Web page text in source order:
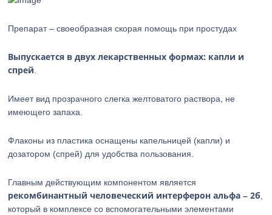
Препарат – своеобразная скорая помощь при простудах
Выпускается в двух лекарственных формах: капли и
спрей
Имеет вид прозрачного слегка желтоватого раствора, не
имеющего запаха.
Флаконы из пластика оснащены капельницей (капли) и
дозатором (спрей) для удобства пользования.
Главным действующим компонентом является
рекомбинантный человеческий интерферон альфа – 2б
который в комплексе со вспомогательными элементами